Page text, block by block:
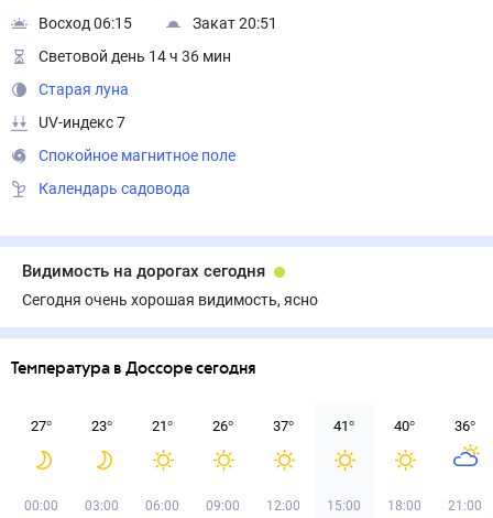
Восход 06:15
Закат 20:51
Световой день 14 ч 36 мин
Старая луна
UV-индекс 7
Спокойное магнитное поле
Календарь садовода
Видимость на дорогах сегодня
Сегодня очень хорошая видимость, ясно
Температура в Доссоре сегодня
27°
00:00
23°
03:00
21°
06:00
26°
09:00
37°
12:00
41°
15:00
40°
18:00
36°
21:00